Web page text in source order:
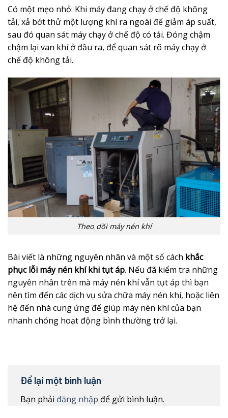
Có một mẹo nhỏ: Khi máy đang chạy ở chế độ không
tải, xả bớt thử một lượng khí ra ngoài để giảm áp suất,
sau đó quan sát máy chạy ở chế độ có tải. Đóng chậm
chậm lại van khí ở đầu ra, để quan sát rõ máy chạy ở
chế độ không tải.
Theo dõi máy nén khí
Bài viết là những nguyên nhân và một số cách khắc
phục lỗi máy nén khí khi tụt áp. Nếu đã kiểm tra những
nguyên nhân trên mà máy nén khí vẫn tụt áp thì bạn
nên tìm đến các dịch vụ sửa chữa máy nén khí, hoặc liên
hệ đến nhà cung ứng để giúp máy nén khí của bạn
nhanh chóng hoạt động bình thường trở lại.
Để lại một bình luận
Bạn phải đăng nhập để gửi bình luận.